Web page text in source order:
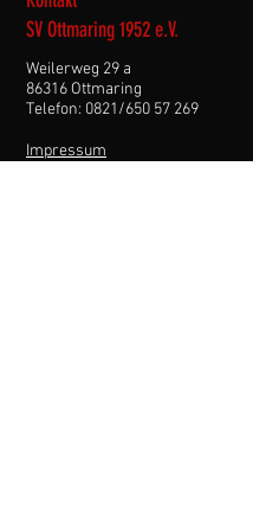
SV Ottmaring 1952 e.V.
Weilerweg 29 a
86316 Ottmaring
Telefon: 0821/650 57 269
Impressum